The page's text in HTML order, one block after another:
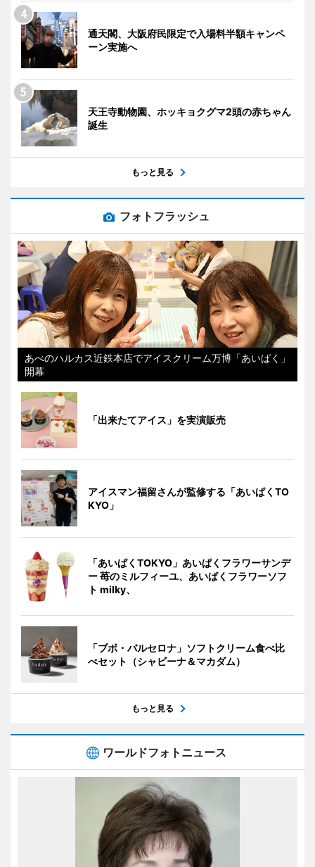
通天閣、大阪府民限定で入場料半額キャンペ
ーン実施へ
天王寺動物園、ホッキョクグマ2頭の赤ちゃん
誕生
もっと見る
フォトフラッシュ
あべのハルカス近鉄本店でアイスクリーム万博「あいぱく」
開幕
「出来たてアイス」を実演販売
アイスマン福留さんが監修する「あいぱくTO
KYO」
「あいぱくTOKYO」あいぱくフラワーサンデ
ー 苺のミルフィーユ、あいぱくフラワーソフ
ト milky、
「ブボ・バルセロナ」ソフトクリーム食べ比
べセット（シャビーナ＆マカダム）
もっと見る
ワールドフォトニュース